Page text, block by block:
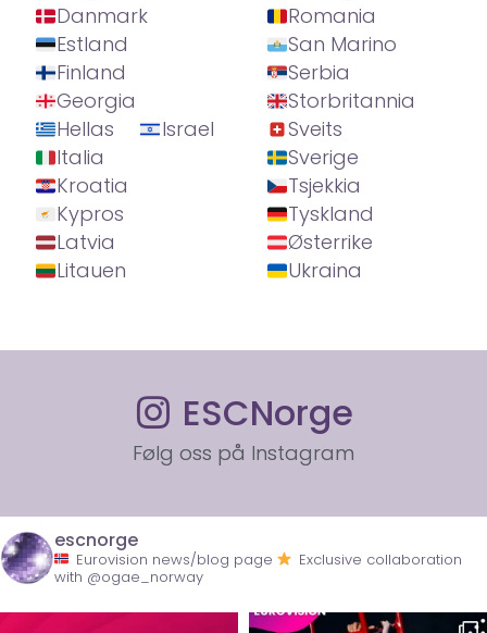
Danmark
Estland
Finland
Georgia
Hellas
Israel
Italia
Kroatia
Kypros
Latvia
Litauen
Romania
San Marino
Serbia
Storbritannia
Sveits
Sverige
Tsjekkia
Tyskland
Østerrike
Ukraina
ESCNorge
Følg oss på Instagram
escnorge
Eurovision news/blog page
Exclusive collaboration
with @ogae_norway